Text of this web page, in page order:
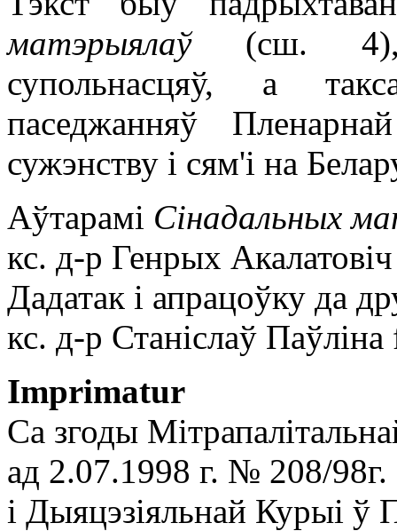
матэрыялаў(сш. 4),
супольнасцяў, а
паседжанняў
сужэнству і сям'і на
Аўтарамі Сінадальных
кс. д-р Генрых
Дадатак і апрацоўку да
кс. д-р Станіслаў
Imprimatur
Cа згоды
ад 2.07.1998 г. № 208/98г.
і Дыяцэзіяльнай Курыі